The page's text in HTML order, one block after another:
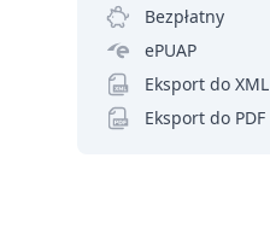
Bezpłatny
ePUAP
Eksport do XML
Eksport do PDF